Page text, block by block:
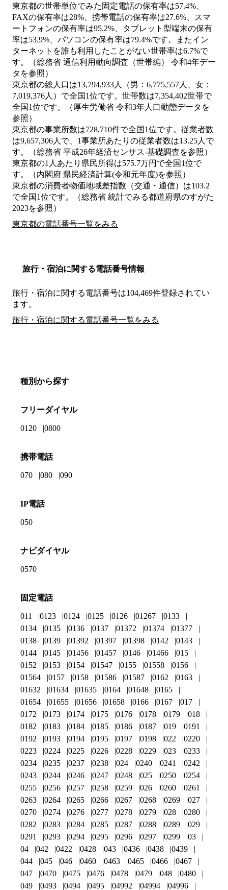
東京都の世帯単位でみた固定電話の保有率は57.4%、
FAXの保有率は28%、携帯電話の保有率は27.6%、スマ
ートフォンの保有率は95.2%、タブレット型端末の保有
率は53.9%、パソコンの保有率は79.4%です。またイン
ターネットを誰も利用したことがない世帯率は6.7%で
す。（総務省 通信利用動向調査（世帯編） 令和4年デー
タを参照）
東京都の総人口は13,794,933人（男：6,775,557人、女：
7,019,376人）で全国1位です。世帯数は7,354,402世帯で
全国1位です。（厚生労働省 令和3年人口動態データを
参照）
東京都の事業所数は728,710件で全国1位です。従業者数
は9,657,306人で、1事業所あたりの従業者数は13.25人で
す。（総務省 平成26年経済センサス‐基礎調査を参照）
東京都の1人あたり県民所得は575.7万円で全国1位で
す。（内閣府 県民経済計算(令和元年度)を参照）
東京都の消費者物価地域差指数（交通・通信）は103.2
で全国1位です。（総務省 統計でみる都道府県のすがた
2023を参照）
東京都の電話番号一覧をみる
旅行・宿泊に関する電話番号情報
旅行・宿泊に関する電話番号は104,469件登録されてい
ます。
旅行・宿泊に関する電話番号一覧をみる
種別から探す
フリーダイヤル
0120 0800
携帯電話
070 080 090
IP電話
050
ナビダイヤル
0570
固定電話
011 0123 0124 0125 0126 01267
0133
0134
0135 0136 0137 01372 01374
01377
0138
0139 01392 01397 01398 0142
0143
0144
0145 01456 01457 0146 01466
015
0152
0153 0154 01547 0155 01558
0156
01564
0157 0158 01586 01587 0162
0163
01632
01634 01635 0164 01648
0165
01654
01655 01656 01658 0166 0167
017
0172
0173 0174 0175 0176 0178 0179
018
0182
0183 0184 0185 0186 0187 019
0191
0192
0193 0194 0195 0197 0198 022
0220
0223
0224 0225 0226 0228 0229 023
0233
0234
0235 0237 0238 024 0240 0241
0242
0243
0244 0246 0247 0248 025 0250
0254
0255
0256 0257 0258 0259 026 0260
0261
0263
0264 0265 0266 0267 0268 0269
027
0270
0274 0276 0277 0278 0279 028
0280
0282
0283 0284 0285 0287 0288 0289
029
0291
0293 0294 0295 0296 0297 0299
03
04
042 0422 0428 043 0436 0438
0439
044
045 046 0460 0463 0465 0466
0467
047
0470 0475 0476 0478 0479 048
0480
049
0493 0494 0495 04992 04994 04996